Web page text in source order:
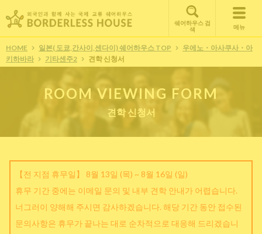
쉐어하우스 검
색
메뉴
HOME 일본( 도쿄,간사이,센다이) 쉐어하우스 TOP
우에노・아사쿠사・아
키하바라
기타센주2 견학 신청서
ROOM VIEWING FORM
견학 신청서
【전 지점 휴무일】 8월 13일 (목) ~ 8월 16일 (일)
휴무 기간 중에는 이메일 문의 및 내부 견학 안내가 어렵습니다.
너그러이 양해해 주시면 감사하겠습니다. 해당 기간 동안 접수된
문의사항은 휴무가 끝나는 대로 순차적으로 대응해 드리겠습니